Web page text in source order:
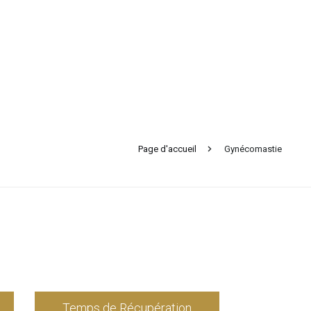
Page d'accueil Gynécomastie
Temps de Récupération